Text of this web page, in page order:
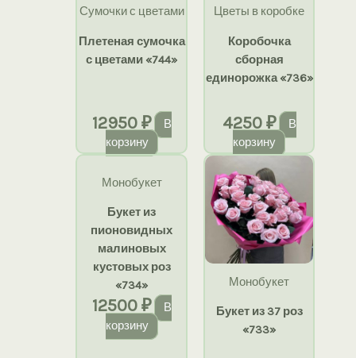
Сумочки с цветами
Плетеная сумочка
с цветами «744»
12950₽
В
корзину
Цветы в коробке
Коробочка
сборная
единорожка «736»
4250₽
В
корзину
Монобукет
Букет из
пионовидных
малиновых
кустовых роз
«734»
12500₽
В
корзину
Монобукет
Букет из 37 роз
«733»